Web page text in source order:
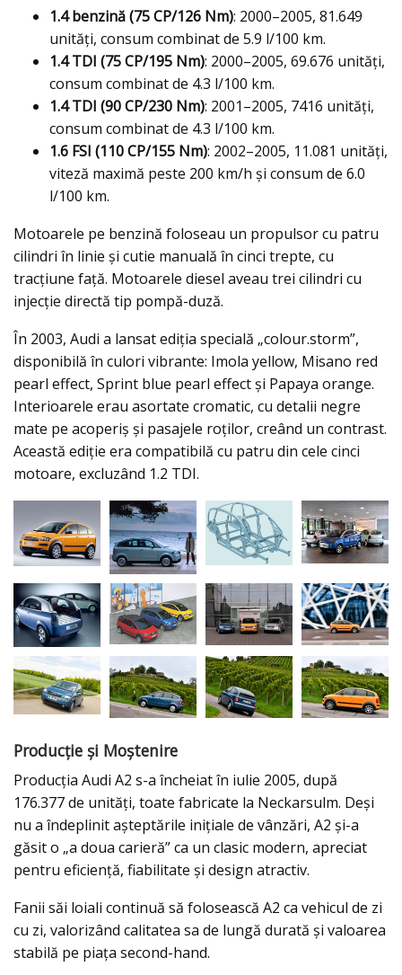
1.4 benzină (75 CP/126 Nm): 2000–2005, 81.649
unități, consum combinat de 5.9 l/100 km.
1.4 TDI (75 CP/195 Nm): 2000–2005, 69.676 unități,
consum combinat de 4.3 l/100 km.
1.4 TDI (90 CP/230 Nm): 2001–2005, 7416 unități,
consum combinat de 4.3 l/100 km.
1.6 FSI (110 CP/155 Nm): 2002–2005, 11.081 unități,
viteză maximă peste 200 km/h și consum de 6.0
l/100 km.
Motoarele pe benzină foloseau un propulsor cu patru
cilindri în linie și cutie manuală în cinci trepte, cu
tracțiune față. Motoarele diesel aveau trei cilindri cu
injecție directă tip pompă-duză.
În 2003, Audi a lansat ediția specială „colour.storm”,
disponibilă în culori vibrante: Imola yellow, Misano red
pearl effect, Sprint blue pearl effect și Papaya orange.
Interioarele erau asortate cromatic, cu detalii negre
mate pe acoperiș și pasajele roților, creând un contrast.
Această ediție era compatibilă cu patru din cele cinci
motoare, excluzând 1.2 TDI.
Producție și Moștenire
Producția Audi A2 s-a încheiat în iulie 2005, după
176.377 de unități, toate fabricate la Neckarsulm. Deși
nu a îndeplinit așteptările inițiale de vânzări, A2 și-a
găsit o „a doua carieră” ca un clasic modern, apreciat
pentru eficiență, fiabilitate și design atractiv.
Fanii săi loiali continuă să folosească A2 ca vehicul de zi
cu zi, valorizând calitatea sa de lungă durată și valoarea
stabilă pe piața second-hand.